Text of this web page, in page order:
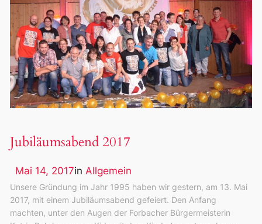
Jubiläumsabend 2017
Mai 14, 2017in Allgemein
Unsere Gründung im Jahr 1995 haben wir gestern, am 13. Mai
2017, mit einem Jubiläumsabend gefeiert. Den Anfang
machten, unter den Augen der Forbacher Bürgermeisterin